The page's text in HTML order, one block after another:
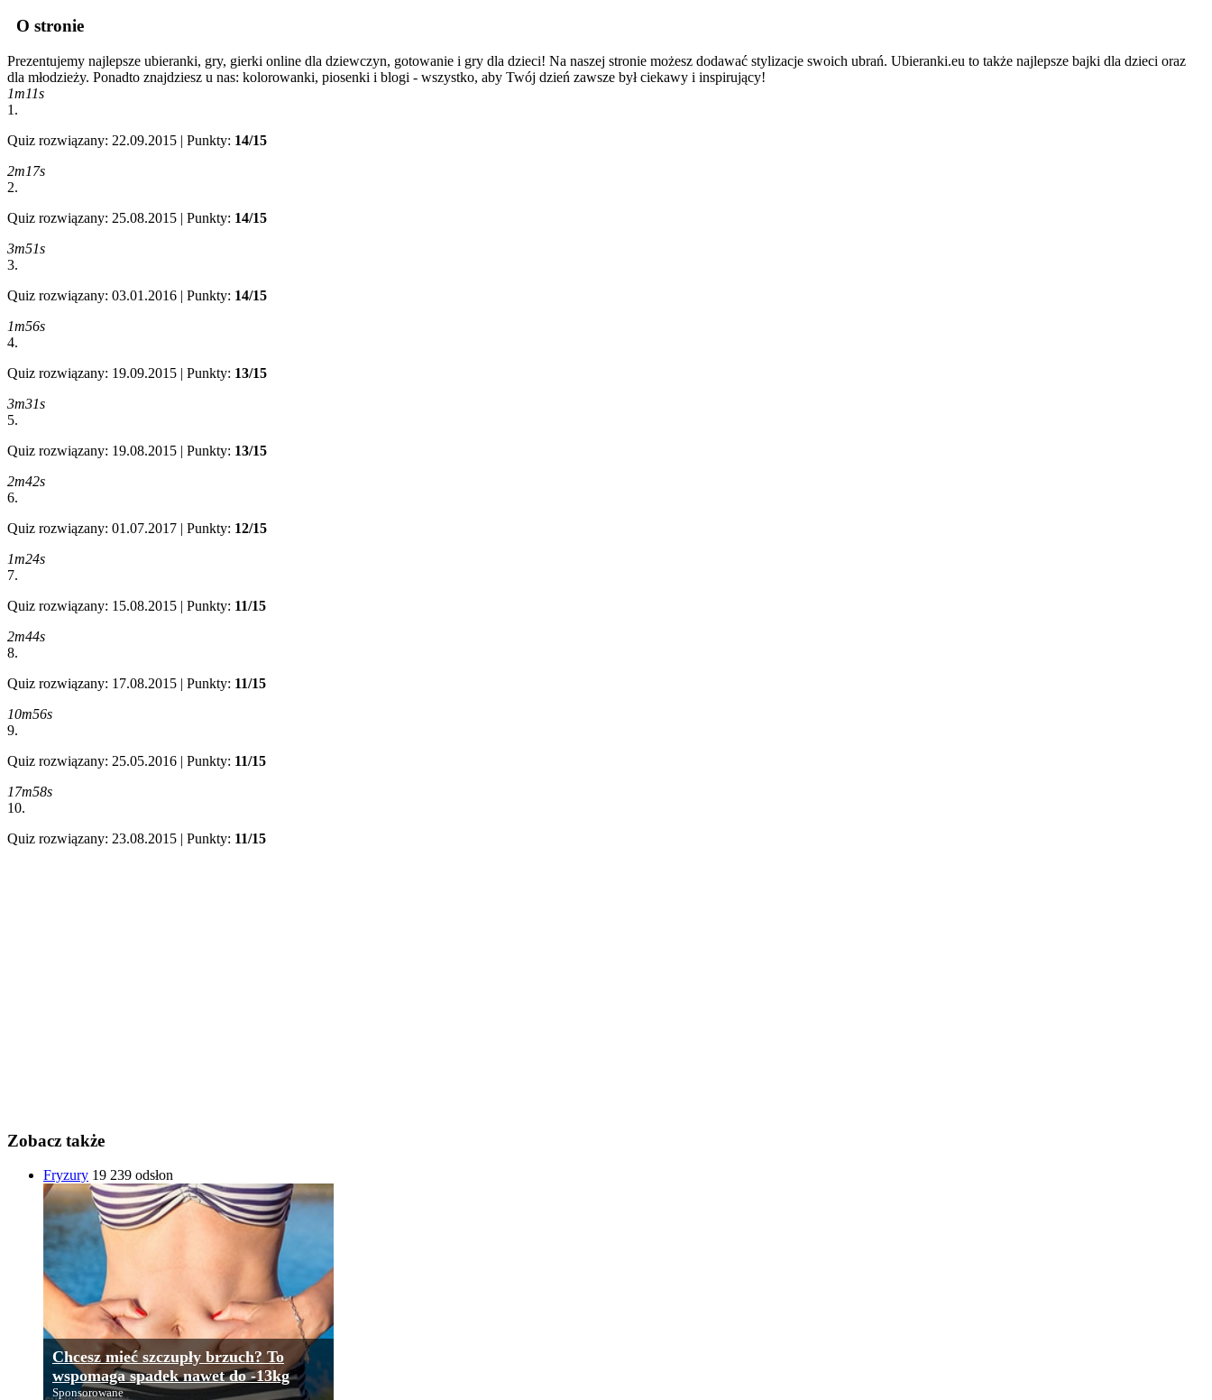
O stronie
Prezentujemy najlepsze ubieranki, gry, gierki online dla dziewczyn, gotowanie i gry dla dzieci! Na naszej stronie możesz dodawać stylizacje swoich ubrań. Ubieranki.eu to także najlepsze bajki dla dzieci oraz
dla młodzieży. Ponadto znajdziesz u nas: kolorowanki, piosenki i blogi - wszystko, aby Twój dzień zawsze był ciekawy i inspirujący!
1m11s
1.
Quiz rozwiązany: 22.09.2015 | Punkty: 14/15
2m17s
2.
Quiz rozwiązany: 25.08.2015 | Punkty: 14/15
3m51s
3.
Quiz rozwiązany: 03.01.2016 | Punkty: 14/15
1m56s
4.
Quiz rozwiązany: 19.09.2015 | Punkty: 13/15
3m31s
5.
Quiz rozwiązany: 19.08.2015 | Punkty: 13/15
2m42s
6.
Quiz rozwiązany: 01.07.2017 | Punkty: 12/15
1m24s
7.
Quiz rozwiązany: 15.08.2015 | Punkty: 11/15
2m44s
8.
Quiz rozwiązany: 17.08.2015 | Punkty: 11/15
10m56s
9.
Quiz rozwiązany: 25.05.2016 | Punkty: 11/15
17m58s
10.
Quiz rozwiązany: 23.08.2015 | Punkty: 11/15
Zobacz także
Fryzury 19 239 odsłon
Chcesz mieć szczupły brzuch? To
wspomaga spadek nawet do -13kg
Sponsorowane